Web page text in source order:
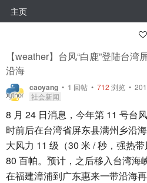
主页
【weather】台风“白鹿”登陆台
沿海
caoyang • 1 回帖 • 712 浏览 •
社会新闻
8 月 24 日消息，今年第 11 号台
时前后在台湾省屏东县满州乡沿
大风力 11 级（30 米 / 秒，强热
80 百帕。预计，之后移入台湾海
在福建漳浦到广东惠来一带沿海